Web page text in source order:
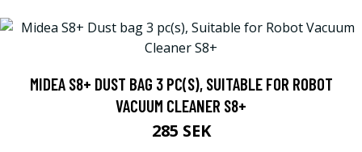
MIDEA S8+ DUST BAG 3 PC(S), SUITABLE FOR ROBOT
VACUUM CLEANER S8+
285 SEK